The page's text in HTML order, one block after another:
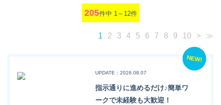
205件中 1～12件
1 2 3 4 5 6 7 8 9 10 > ≫
NEW!
UPDATE：2026.08.07
指示通りに進めるだけ♪簡単ワ
ークで未経験も大歓迎！